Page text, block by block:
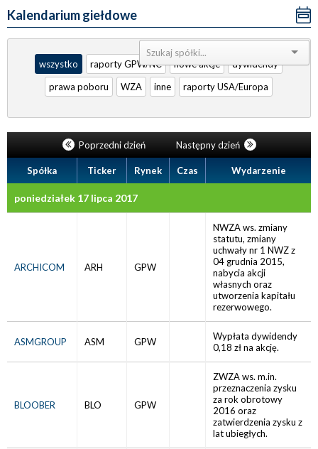
Kalendarium giełdowe
Sortuj:
wszystko
raporty GPW/NC nowe akcje
dywidendy
prawa poboru
WZA inne raporty USA/Europa
Poprzedni dzień Następny dzień
Spółka Ticker Rynek Czas Wydarzenie
poniedziałek 17 lipca 2017
ARCHICOM ARH GPW
NWZA ws. zmiany
statutu, zmiany
uchwały nr 1 NWZ z
04 grudnia 2015,
nabycia akcji
własnych oraz
utworzenia kapitału
rezerwowego.
ASMGROUP ASM GPW
Wypłata dywidendy
0,18 zł na akcję.
BLOOBER BLO GPW
ZWZA ws. m.in.
przeznaczenia zysku
za rok obrotowy
2016 oraz
zatwierdzenia zysku z
lat ubiegłych.